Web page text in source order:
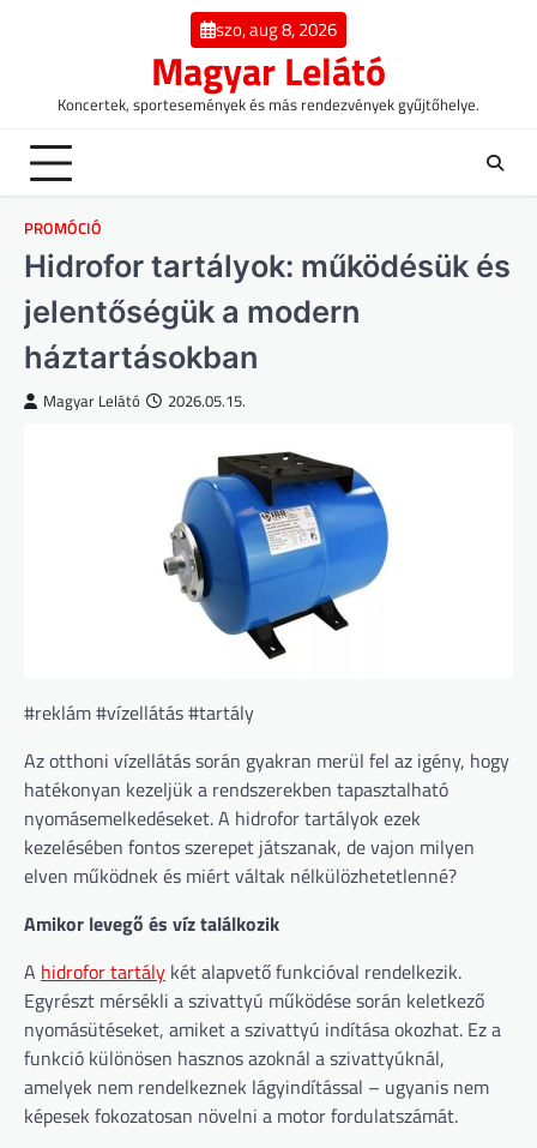
szo, aug 8, 2026
Magyar Lelátó
Koncertek, sportesemények és más rendezvények gyűjtőhelye.
PROMÓCIÓ
Hidrofor tartályok: működésük és
jelentőségük a modern
háztartásokban
Magyar Lelátó 2026.05.15.
#reklám #vízellátás #tartály
Az otthoni vízellátás során gyakran merül fel az igény, hogy
hatékonyan kezeljük a rendszerekben tapasztalható
nyomásemelkedéseket. A hidrofor tartályok ezek
kezelésében fontos szerepet játszanak, de vajon milyen
elven működnek és miért váltak nélkülözhetetlenné?
Amikor levegő és víz találkozik
A hidrofor tartály két alapvető funkcióval rendelkezik.
Egyrészt mérsékli a szivattyú működése során keletkező
nyomásütéseket, amiket a szivattyú indítása okozhat. Ez a
funkció különösen hasznos azoknál a szivattyúknál,
amelyek nem rendelkeznek lágyindítással – ugyanis nem
képesek fokozatosan növelni a motor fordulatszámát.